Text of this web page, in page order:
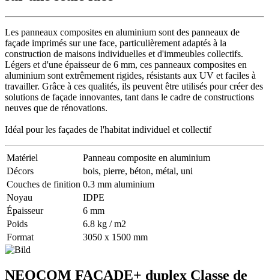
Les panneaux composites en aluminium sont des panneaux de
façade imprimés sur une face, particulièrement adaptés à la
construction de maisons individuelles et d'immeubles collectifs.
Légers et d'une épaisseur de 6 mm, ces panneaux composites en
aluminium sont extrêmement rigides, résistants aux UV et faciles à
travailler. Grâce à ces qualités, ils peuvent être utilisés pour créer des
solutions de façade innovantes, tant dans le cadre de constructions
neuves que de rénovations.
Idéal pour les façades de l'habitat individuel et collectif
Matériel
Panneau composite en aluminium
Décors
bois, pierre, béton, métal, uni
Couches de finition 0.3 mm aluminium
Noyau
IDPE
Épaisseur
6 mm
Poids
6.8 kg / m2
Format
3050 x 1500 mm
NEOCOM FAÇADE+ duplex Classe de